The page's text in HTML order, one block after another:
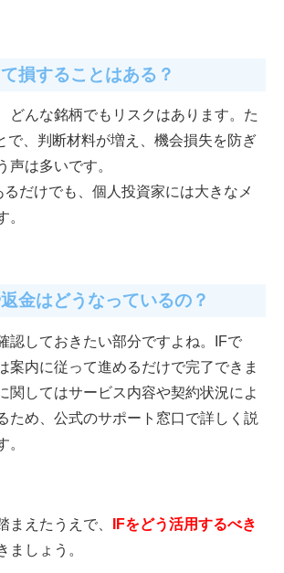
損することはある？
どんな銘柄でもリスクはあります。た
で、判断材料が増え、機会損失を防ぎ
声は多いです。
るだけでも、個人投資家には大きなメ
。
金はどうなっているの？
認しておきたい部分ですよね。IFで
案内に従って進めるだけで完了できま
関してはサービス内容や契約状況によ
ため、公式のサポート窓口で詳しく説
。
まえたうえで、 IFをどう活用するべき
ましょう。